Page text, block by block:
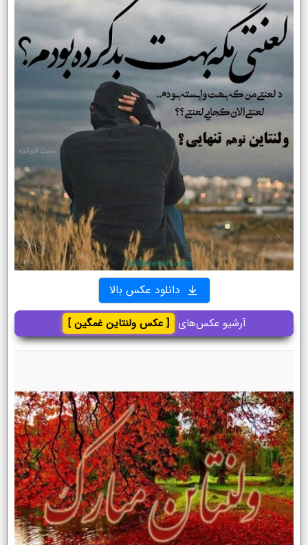
دانلود عکس بالا
آرشیو عکس‌های [ عکس ولنتاین غمگین ]